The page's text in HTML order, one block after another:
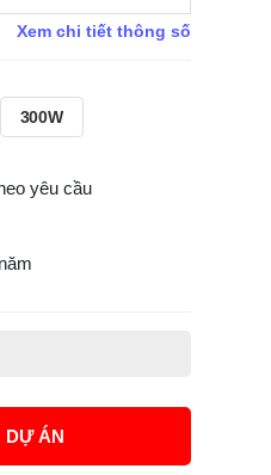
Xem chi tiết thông số
300W
yêu cầu
DỰ ÁN